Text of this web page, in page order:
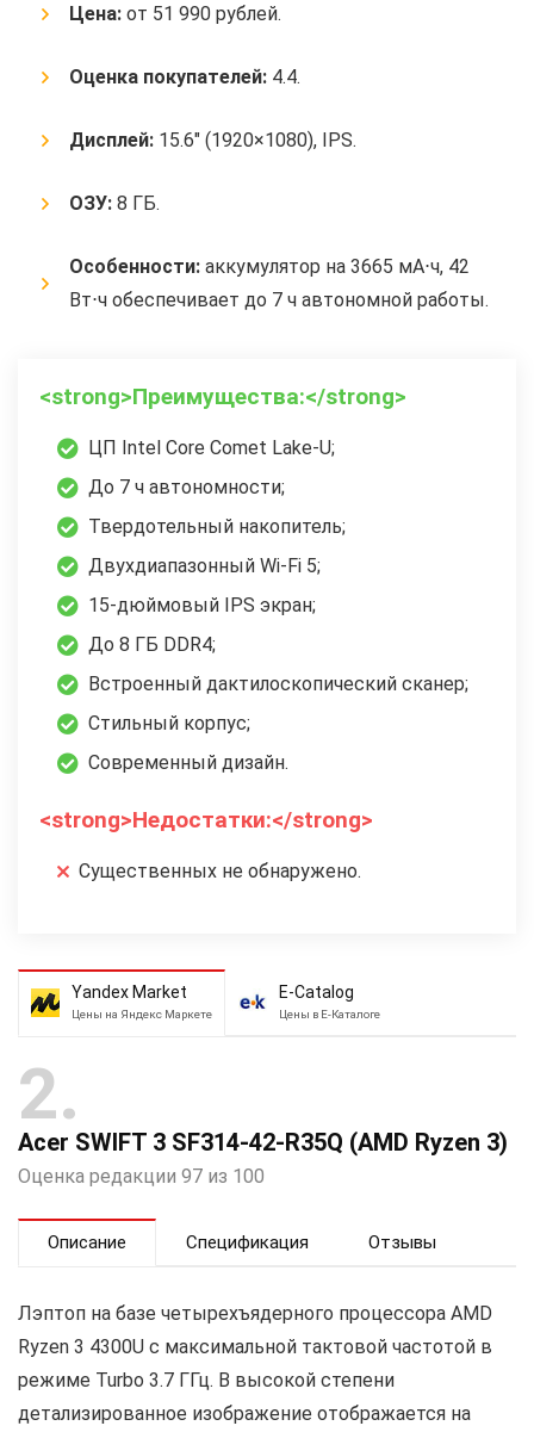
Цена: от 51 990 рублей.
Оценка покупателей: 4.4.
Дисплей: 15.6″ (1920×1080), IPS.
ОЗУ: 8 ГБ.
Особенности: аккумулятор на 3665 мА⋅ч, 42
Вт⋅ч обеспечивает до 7 ч автономной работы.
<strong>Преимущества:</strong>
ЦП Intel Core Comet Lake-U;
До 7 ч автономности;
Твердотельный накопитель;
Двухдиапазонный Wi-Fi 5;
15-дюймовый IPS экран;
До 8 ГБ DDR4;
Встроенный дактилоскопический сканер;
Стильный корпус;
Современный дизайн.
<strong>Недостатки:</strong>
Существенных не обнаружено.
Yandex Market
Цены на Яндекс Маркете
E-Catalog
Цены в Е-Каталоге
2
Acer SWIFT 3 SF314-42-R35Q (AMD Ryzen 3)
Оценка редакции 97 из 100
Описание Спецификация Отзывы
Лэптоп на базе четырехъядерного процессора AMD
Ryzen 3 4300U с максимальной тактовой частотой в
режиме Turbo 3.7 ГГц. В высокой степени
детализированное изображение отображается на